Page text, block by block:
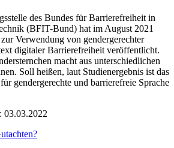
des Bundes für Barrierefreiheit in
(BFIT-Bund) hat im August 2021
Verwendung von gendergerechter
digitaler Barrierefreiheit veröffentlicht.
macht aus unterschiedlichen
Soll heißen, laut Studienergebnis ist das
gendergerechte und barrierefreie Sprache
03.03.2022